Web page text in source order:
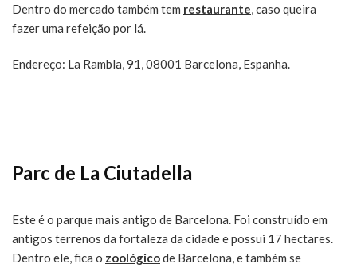
Dentro do mercado também tem restaurante, caso queira
fazer uma refeição por lá.
Endereço: La Rambla, 91, 08001 Barcelona, Espanha.
Parc de La Ciutadella
Este é o parque mais antigo de Barcelona. Foi construído em
antigos terrenos da fortaleza da cidade e possui 17 hectares.
Dentro ele, fica o zoológicode Barcelona, e também se